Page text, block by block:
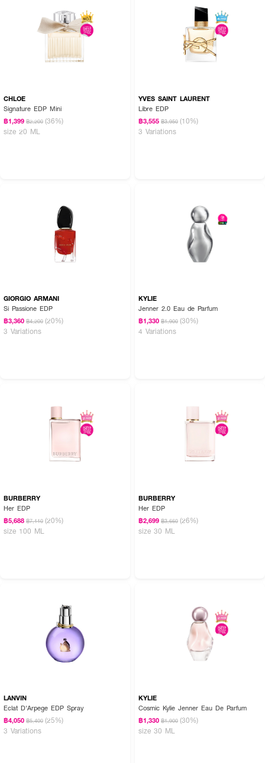
CHLOE
Signature EDP Mini
฿1,399 ฿2,200 (36%)
size 20 ML
YVES SAINT LAURENT
Libre EDP
฿3,555 ฿3,950 (10%)
3 Variations
GIORGIO ARMANI
Si Passione EDP
฿3,360 ฿4,200 (20%)
3 Variations
KYLIE
Jenner 2.0 Eau de Parfum
฿1,330 ฿1,900 (30%)
4 Variations
BURBERRY
Her EDP
฿5,688 ฿7,110 (20%)
size 100 ML
BURBERRY
Her EDP
฿2,699 ฿3,660 (26%)
size 30 ML
LANVIN
Eclat D'Arpege EDP Spray
฿4,050 ฿5,400 (25%)
3 Variations
KYLIE
Cosmic Kylie Jenner Eau De Parfum
฿1,330 ฿1,900 (30%)
size 30 ML